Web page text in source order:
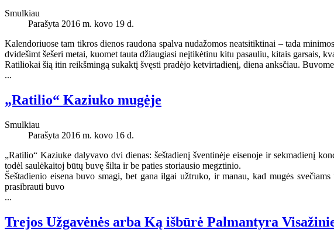
Smulkiau
Parašyta 2016 m. kovo 19 d.
Kalendoriuose tam tikros dienos raudona spalva nudažomos neatsitiktinai – tada
dvidešimt šešeri metai, kuomet tauta džiaugiasi neįtikėtinu kitu pasauliu, kitais garsais,
Ratiliokai šią itin reikšmingą sukaktį švęsti pradėjo ketvirtadienį, diena anksčiau.
...
„Ratilio“ Kaziuko mugėje
Smulkiau
Parašyta 2016 m. kovo 16 d.
„Ratilio“ Kaziuke dalyvavo dvi dienas: šeštadienį šventinėje eisenoje ir sekmadienį
todėl saulėkaitoj būtų buvę šilta ir be paties storiausio megztinio.
Šeštadienio eisena buvo smagi, bet gana ilgai užtruko, ir manau, kad mugės
prasibrauti buvo
...
Trejos Užgavėnės arba Ką išbūrė Palmantyra